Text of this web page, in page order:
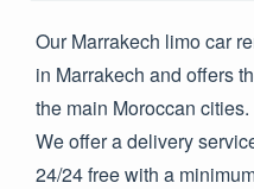
Our Marrakech limo car
in Marrakech and offers
the main Moroccan cities.
We offer a delivery
24/24 free with a